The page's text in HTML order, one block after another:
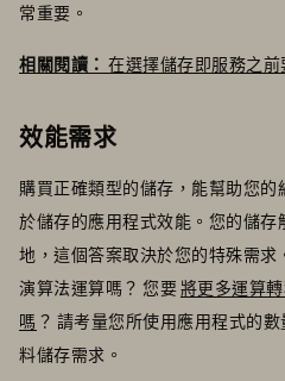
常重要。
相關閱讀： 在選擇儲存即服務之前
效能需求
購買正確類型的儲存，能幫助您
於儲存的應用程式效能。您的儲存
地，這個答案取決於您的特殊需
演算法運算嗎？ 您要將更多運算
嗎 ？ 請考量您所使用應用程式的
料儲存需求。